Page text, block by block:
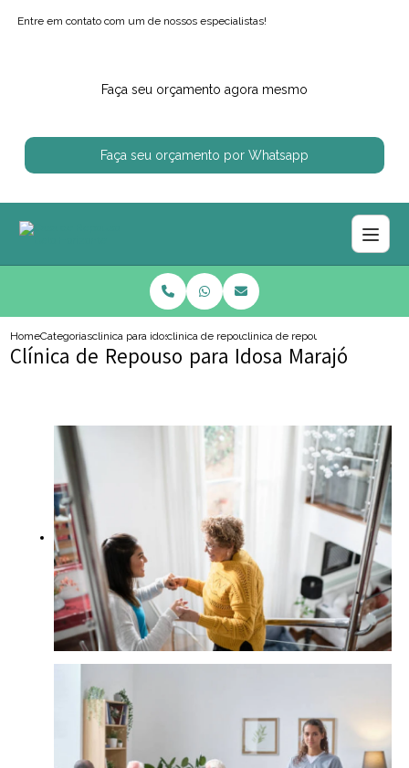
Entre em contato com um de nossos especialistas!
Faça seu orçamento agora mesmo
Faça seu orçamento por Whatsapp
HomeCategoriasclinica para idososclinica de repouso de idosoclinica de repouso para idosa
Clínica de Repouso para Idosa Marajó